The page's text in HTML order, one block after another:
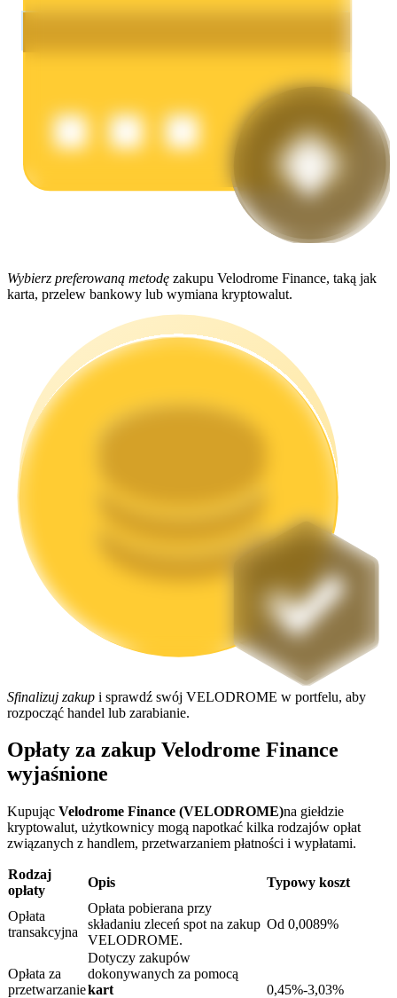
Codziennie zdobywaj konkurencyjne nagrody
Wysokie zyski i natychmiastowy dostęp
Elastyczne stawianie zakładów, aby zarabiać na popularnych
Blokady BTR
Pożyczki
Usługa pożyczek wspieranych kryptowalutami
Wybierz preferowaną metodę zakupu Velodrome Finance, taką jak
karta, przelew bankowy lub wymiana kryptowalut.
Sfinalizuj zakup i sprawdź swój VELODROME w portfelu, aby
rozpocząć handel lub zarabianie.
Opłaty za zakup Velodrome Finance
wyjaśnione
Kupując Velodrome Finance (VELODROME)na giełdzie
kryptowalut, użytkownicy mogą napotkać kilka rodzajów opłat
związanych z handlem, przetwarzaniem płatności i wypłatami.
Rodzaj
opłaty
Opis Typowy koszt
Opłata
transakcyjna
Opłata pobierana przy
składaniu zleceń spot na zakup
VELODROME.
Od 0,0089%
Opłata za
przetwarzanie
Dotyczy zakupów
dokonywanych za pomocą
kart
0,45%-3,03%